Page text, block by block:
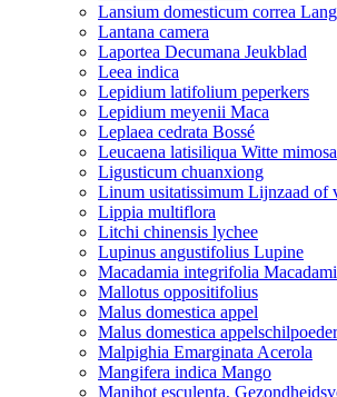
Lansium domesticum correa
Lantana camera
Laportea Decumana Jeukblad
Leea indica
Lepidium latifolium peperkers
Lepidium meyenii Maca
Leplaea cedrata Bossé
Leucaena latisiliqua Witte mimosa
Ligusticum chuanxiong
Linum usitatissimum Lijnzaad of
Lippia multiflora
Litchi chinensis lychee
Lupinus angustifolius Lupine
Macadamia integrifolia
Mallotus oppositifolius
Malus domestica appel
Malus domestica appelschilpoeder
Malpighia Emarginata Acerola
Mangifera indica Mango
Manihot esculenta,